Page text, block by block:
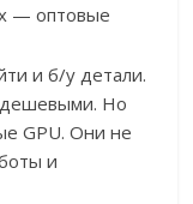
— оптовые
и б/у детали.
дешевыми. Но
GPU. Они не
и